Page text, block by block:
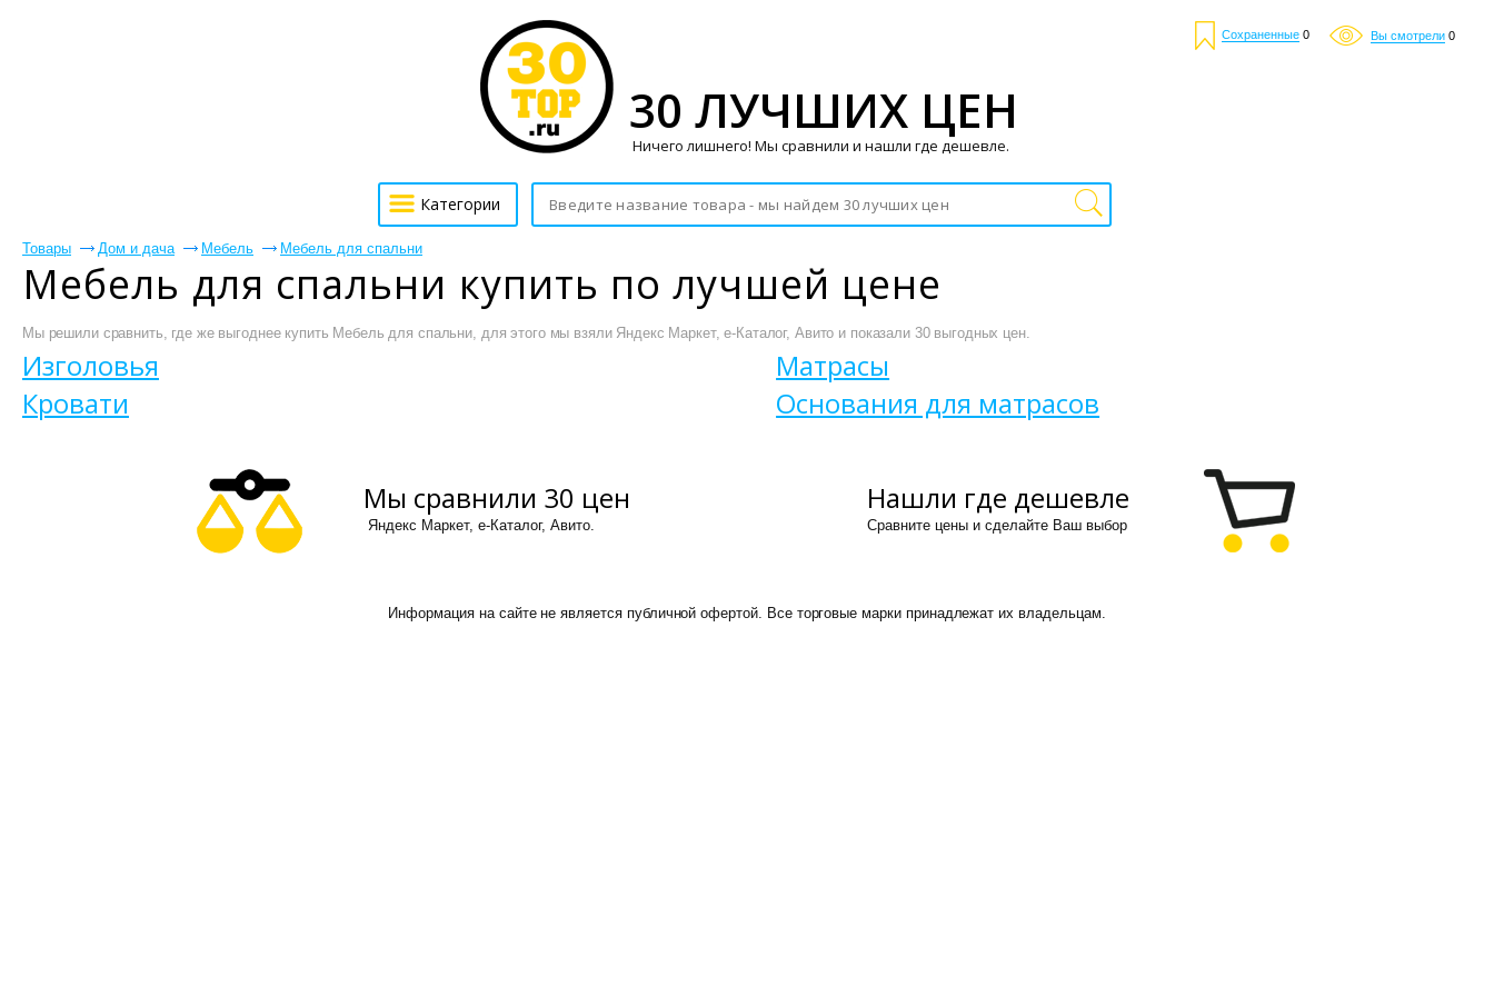
Сохраненные 0 Вы смотрели 0
Товары Дом и дача Мебель Мебель для спальни
Мебель для спальни купить по лучшей цене
Мы решили сравнить, где же выгоднее купить Мебель для спальни, для этого мы взяли Яндекс Маркет, е-Каталог, Авито и показали 30 выгодных цен.
Изголовья
Кровати
Матрасы
Основания для матрасов
Мы сравнили 30 цен
Яндекс Маркет, е-Каталог, Авито.
Нашли где дешевле
Сравните цены и сделайте Ваш выбор
Информация на сайте не является публичной офертой. Все торговые марки принадлежат их владельцам.
30 ЛУЧШИХ ЦЕН
Ничего лишнего! Мы сравнили и нашли где дешевле.
Категории